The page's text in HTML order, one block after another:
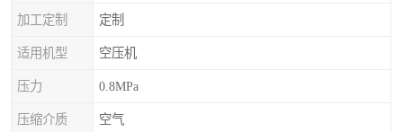
加工定制 定制
适用机型 空压机
压力 0.8MPa
压缩介质 空气